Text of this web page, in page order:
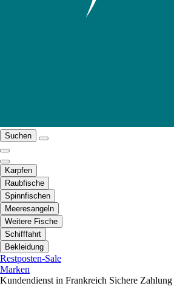
Suchen
Karpfen
Raubfische
Spinnfischen
Meeresangeln
Weitere Fische
Schifffahrt
Bekleidung
Restposten-Sale
Marken
Kundendienst in Frankreich Sichere Zahlung